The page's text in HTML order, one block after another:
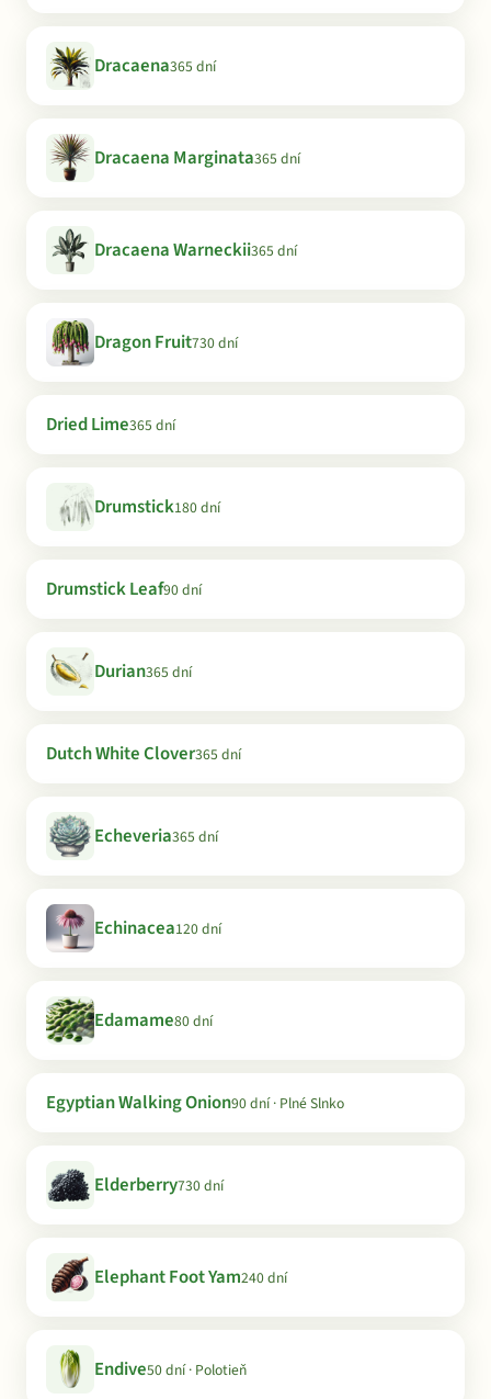
Dracaena365 dní
Dracaena Marginata365 dní
Dracaena Warneckii365 dní
Dragon Fruit730 dní
Dried Lime365 dní
Drumstick180 dní
Drumstick Leaf90 dní
Durian365 dní
Dutch White Clover365 dní
Echeveria365 dní
Echinacea120 dní
Edamame80 dní
Egyptian Walking Onion90 dní · Plné Slnko
Elderberry730 dní
Elephant Foot Yam240 dní
Endive50 dní · Polotieň